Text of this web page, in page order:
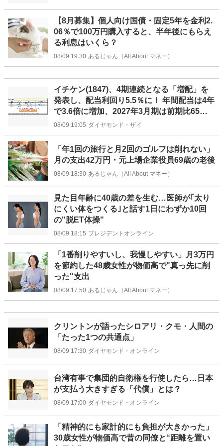
【8月募集】個人向け国債・固定5年を金利2.
06％で100万円購入すると、半年後にもらえ
る利息はいくら？
08/09 19:30 あるじゃん（All About マネー）
イチケン(1847)、4期連続となる「増配」を
発表し、配当利回り5.5％に！ 年間配当は4年
で3.6倍に増加、2027年3月期は前期比65円
増の｢1株あたり180円｣に
08/09 19:05 ダイヤモンド・ザイ
「年1回の旅行と月2回のゴルフは削れない」
月の支出42万円・元上場企業役員69歳の老後
08/09 18:30 あるじゃん（All About マネー）
見た目年齢に40歳の差を生む…医師が｢太り
にくい体をつくる｣と話す1日にわずか10回
の"脱ET体操"
08/09 18:15 プレジデントオンライン
「1番削りやすいし、我慢しやすい」月3万円
を節約した48歳女性が物価高で"真っ先に削
った"支出
08/09 17:50 あるじゃん（All About マネー）
クリントンが語ったシロアリ・クモ・人間の
「たった1つの共通点」
08/09 17:30 ダイヤモンド・オンライン
台湾有事で集団的自衛権を行使したら…日本
が支払う大きすぎる「代償」とは？
08/09 17:00 ダイヤモンド・オンライン
「精神的にも家計的にも負担が大きかった」
30歳女性が物価高で昔の同僚と“距離を置い